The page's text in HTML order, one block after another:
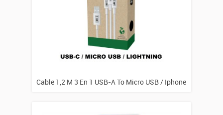
Cable 1,2 M 3 En 1 USB-A To Micro USB / Iphone